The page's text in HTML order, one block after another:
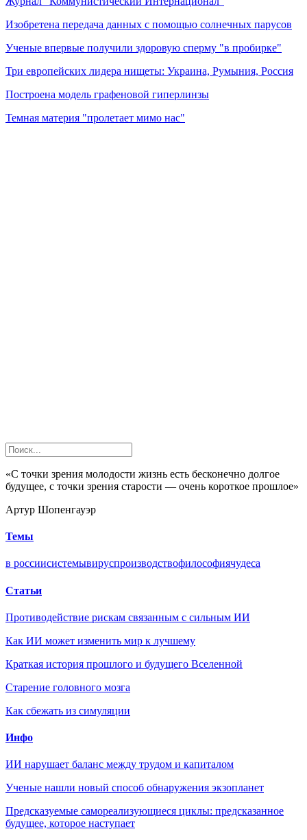
Изобретена передача данных с помощью солнечных парусов
Ученые впервые получили здоровую сперму "в пробирке"
Три европейских лидера нищеты: Украина, Румыния, Россия
Построена модель графеновой гиперлинзы
Темная материя "пролетает мимо нас"
«С точки зрения молодости жизнь есть бесконечно долгое
будущее, с точки зрения старости — очень короткое прошлое»
Артур Шопенгауэр
Темы
в россиисистемывируспроизводствофилософиячудеса
Статьи
Противодействие рискам связанным с сильным ИИ
Как ИИ может изменить мир к лучшему
Краткая история прошлого и будущего Вселенной
Старение головного мозга
Как сбежать из симуляции
Инфо
ИИ нарушает баланс между трудом и капиталом
Ученые нашли новый способ обнаружения экзопланет
Предсказуемые самореализующиеся циклы: предсказанное
будущее, которое наступает